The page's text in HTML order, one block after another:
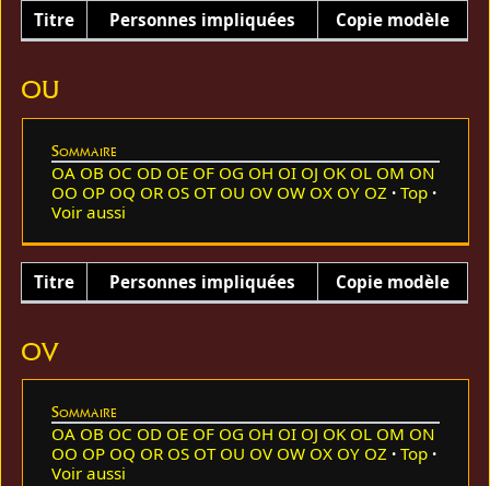
Titre Personnes impliquées Copie modèle
OU
Sommaire
OA OB OC OD OE OF OG OH OI OJ OK OL OM ON
OO OP OQ OR OS OT OU OV OW OX OY OZ
Top
Voir aussi
Titre Personnes impliquées Copie modèle
OV
Sommaire
OA OB OC OD OE OF OG OH OI OJ OK OL OM ON
OO OP OQ OR OS OT OU OV OW OX OY OZ
Top
Voir aussi